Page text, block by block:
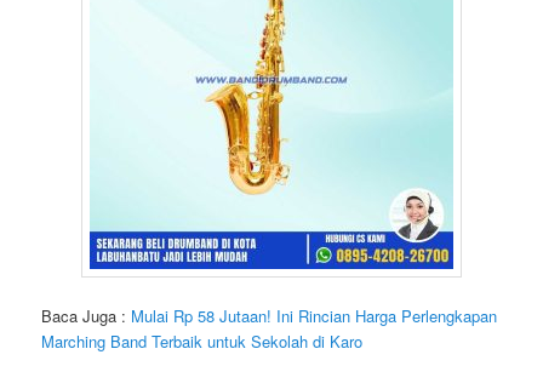
Baca Juga : Mulai Rp 58 Jutaan! Ini Rincian Harga Perlengkapan
Marching Band Terbaik untuk Sekolah di Karo